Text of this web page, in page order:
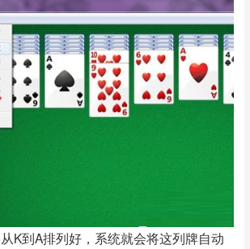
K到A排列好，系统就会将这列牌自动